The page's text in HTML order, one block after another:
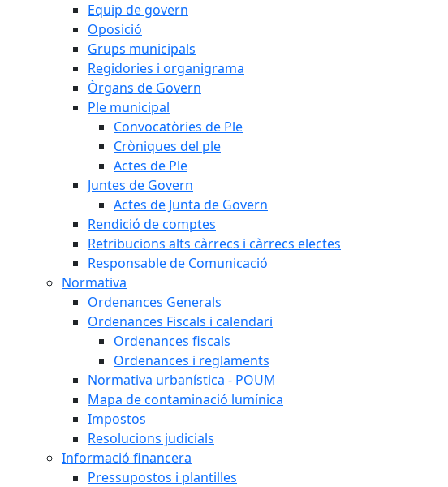
Equip de govern
Oposició
Grups municipals
Regidories i organigrama
Òrgans de Govern
Ple municipal
Convocatòries de Ple
Cròniques del ple
Actes de Ple
Juntes de Govern
Actes de Junta de Govern
Rendició de comptes
Retribucions alts càrrecs i càrrecs electes
Responsable de Comunicació
Normativa
Ordenances Generals
Ordenances Fiscals i calendari
Ordenances fiscals
Ordenances i reglaments
Normativa urbanística - POUM
Mapa de contaminació lumínica
Impostos
Resolucions judicials
Informació financera
Pressupostos i plantilles